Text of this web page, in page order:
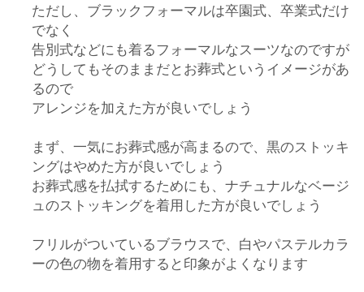
ただし、ブラックフォーマルは卒園式、卒業式だけ
でなく
告別式などにも着るフォーマルなスーツなのですが
どうしてもそのままだとお葬式というイメージがあ
るので
アレンジを加えた方が良いでしょう
まず、一気にお葬式感が高まるので、黒のストッキ
ングはやめた方が良いでしょう
お葬式感を払拭するためにも、ナチュナルなベージ
ュのストッキングを着用した方が良いでしょう
フリルがついているブラウスで、白やパステルカラ
ーの色の物を着用すると印象がよくなります